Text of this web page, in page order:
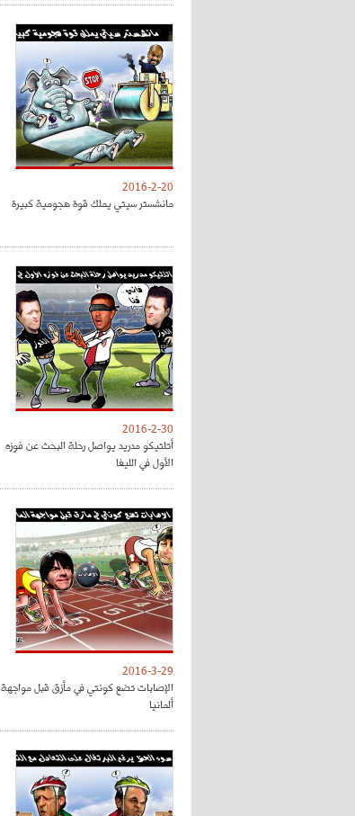
2016-2-20
مانشستر سيتي يملك قوة هجومية كبيرة
2016-2-30
أتلتيكو مدريد يواصل رحلة البحث عن فوزه
الأول في الليغا
2016-3-29
الإصابات تضع كونتي في مأزق قبل مواجهة
ألمانيا